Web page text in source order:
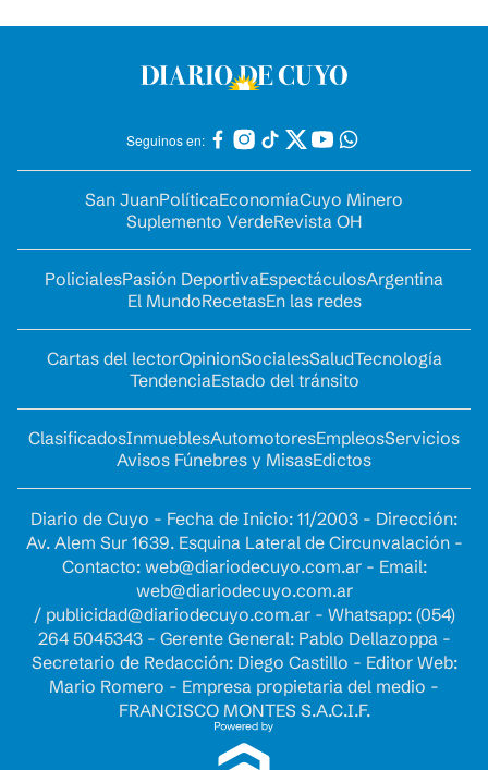
Seguinos en:
San JuanPolíticaEconomíaCuyo Minero
Suplemento VerdeRevista OH
PolicialesPasión DeportivaEspectáculosArgentina
El MundoRecetasEn las redes
Cartas del lectorOpinionSocialesSaludTecnología
TendenciaEstado del tránsito
ClasificadosInmueblesAutomotoresEmpleosServicios
Avisos Fúnebres y MisasEdictos
Diario de Cuyo - Fecha de Inicio: 11/2003 - Dirección:
Av. Alem Sur 1639. Esquina Lateral de Circunvalación -
Contacto: web@diariodecuyo.com.ar- Email:
web@diariodecuyo.com.ar
/ publicidad@diariodecuyo.com.ar- Whatsapp: (054)
264 5045343 - Gerente General: Pablo Dellazoppa -
Secretario de Redacción: Diego Castillo - Editor Web:
Mario Romero - Empresa propietaria del medio -
FRANCISCO MONTES S.A.C.I.F.